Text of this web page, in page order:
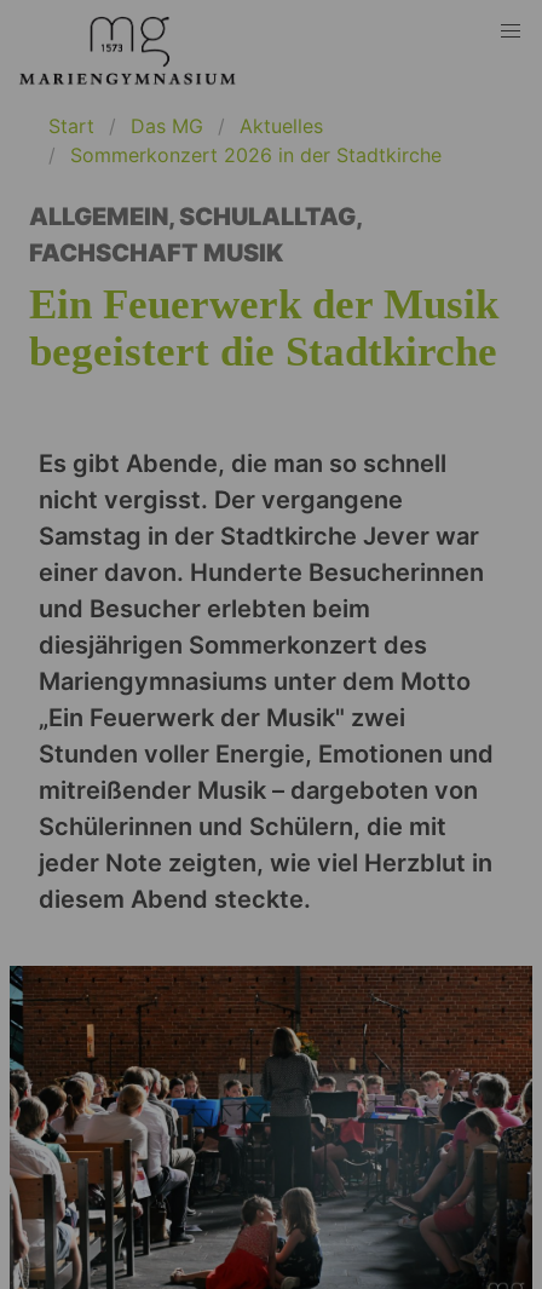
Start Das MG
Aktuelles
Sommerkonzert 2026 in der Stadtkirche
ALLGEMEIN,SCHULALLTAG,
FACHSCHAFT MUSIK
Ein Feuerwerk der Musik
begeistert die Stadtkirche
Es gibt Abende, die man so schnell
nicht vergisst. Der vergangene
Samstag in der Stadtkirche Jever war
einer davon. Hunderte Besucherinnen
und Besucher erlebten beim
diesjährigen Sommerkonzert des
Mariengymnasiums unter dem Motto
„Ein Feuerwerk der Musik" zwei
Stunden voller Energie, Emotionen und
mitreißender Musik – dargeboten von
Schülerinnen und Schülern, die mit
jeder Note zeigten, wie viel Herzblut in
diesem Abend steckte.